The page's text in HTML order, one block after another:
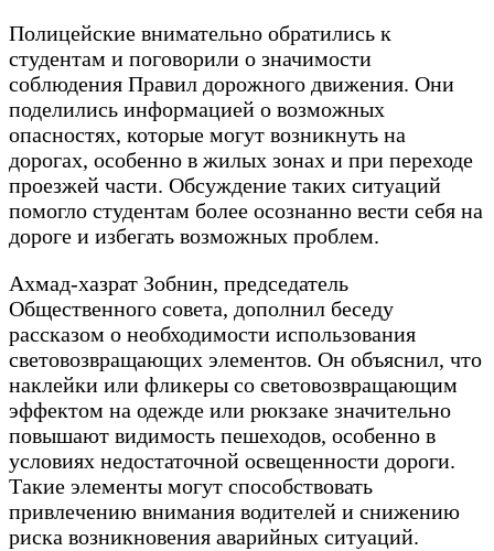
Полицейские внимательно обратились к
студентам и поговорили о значимости
соблюдения Правил дорожного движения. Они
поделились информацией о возможных
опасностях, которые могут возникнуть на
дорогах, особенно в жилых зонах и при переходе
проезжей части. Обсуждение таких ситуаций
помогло студентам более осознанно вести себя на
дороге и избегать возможных проблем.
Ахмад-хазрат Зобнин, председатель
Общественного совета, дополнил беседу
рассказом о необходимости использования
световозвращающих элементов. Он объяснил, что
наклейки или фликеры со световозвращающим
эффектом на одежде или рюкзаке значительно
повышают видимость пешеходов, особенно в
условиях недостаточной освещенности дороги.
Такие элементы могут способствовать
привлечению внимания водителей и снижению
риска возникновения аварийных ситуаций.